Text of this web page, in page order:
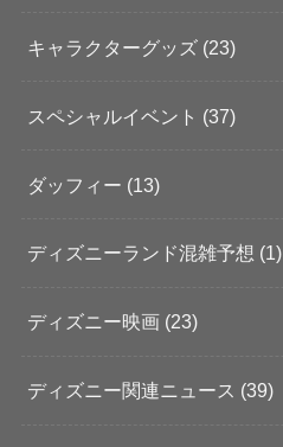
キャラクターグッズ (23)
スペシャルイベント (37)
ダッフィー (13)
ディズニーランド混雑予想 (1)
ディズニー映画 (23)
ディズニー関連ニュース (39)